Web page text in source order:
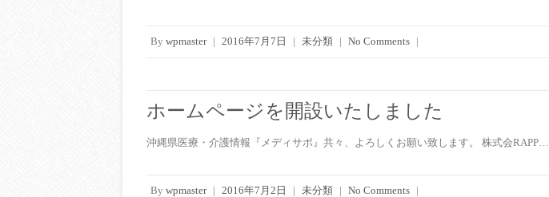
By wpmaster | 2016年7月7日 | 未分類 | No Comments |
ホームページを開設いたしました
沖縄県医療・介護情報『メディサポ』共々、よろしくお願い致します。 株式会RAPP…
By wpmaster | 2016年7月2日 | 未分類 | No Comments |